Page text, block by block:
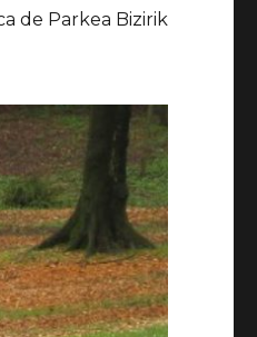
de Parkea Bizirik